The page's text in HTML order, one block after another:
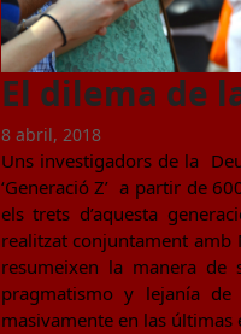
El dilema de
8 abril, 2018
Uns investigadors de la
‘Generació Z’ a partir de
els trets d’aquesta
realitzat conjuntament amb
resumeixen la manera de
pragmatismo y lejanía de
masivamente en las